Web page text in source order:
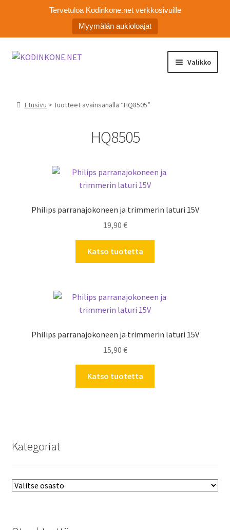
Tervetuloa Kodinkone.net verkkosivuille
Myymälän aukioloajat
Siirry
Siirry
Valikko
Asiakaspalvelu
Etusivu > Tuotteet avainsanalla “HQ8505”
HQ8505
Philips parranajokoneen ja trimmerin laturi 15V
19,90 €
Katso tuotetta
Philips parranajokoneen ja trimmerin laturi 15V
15,90 €
Katso tuotetta
Kategoriat